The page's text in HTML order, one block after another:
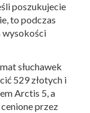
poszukujecie
to podczas
wysokości
słuchawek
529 złotych i
Arctis 5, a
przez